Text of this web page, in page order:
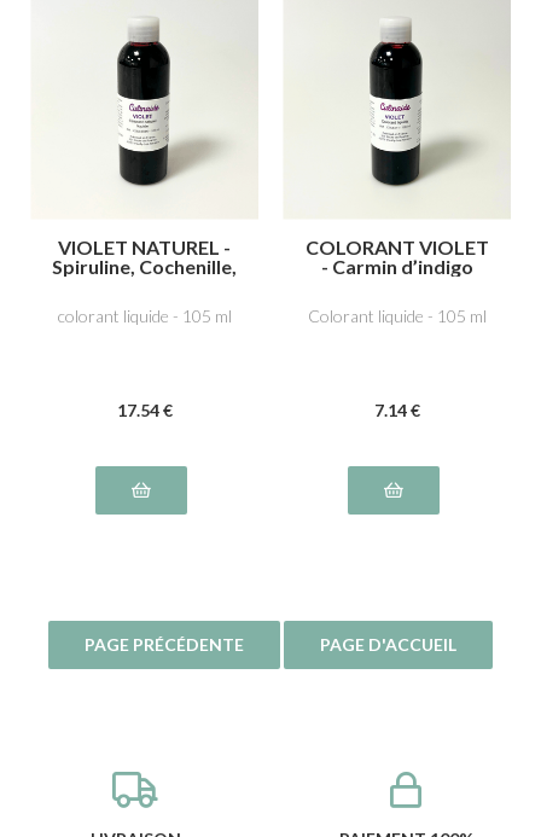
VIOLET NATUREL -
Spiruline, Cochenille,
colorant liquide - 105 ml
17.54 €
COLORANT VIOLET
- Carmin d’indigo
Colorant liquide - 105 ml
7.14 €